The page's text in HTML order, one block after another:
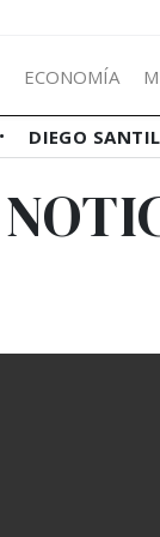
ECONOMÍA
DIEGO